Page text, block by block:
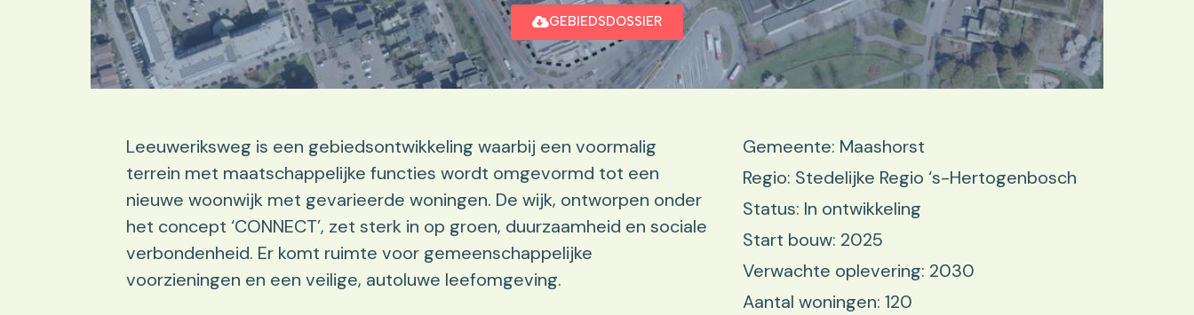
GEBIEDSDOSSIER
Leeuweriksweg is een gebiedsontwikkeling waarbij een voormalig
terrein met maatschappelijke functies wordt omgevormd tot een
nieuwe woonwijk met gevarieerde woningen. De wijk, ontworpen onder
het concept ‘CONNECT’, zet sterk in op groen, duurzaamheid en sociale
verbondenheid. Er komt ruimte voor gemeenschappelijke
voorzieningen en een veilige, autoluwe leefomgeving.
Gemeente: Maashorst
Regio: Stedelijke Regio ‘s-Hertogenbosch
Status: In ontwikkeling
Start bouw: 2025
Verwachte oplevering: 2030
Aantal woningen: 120